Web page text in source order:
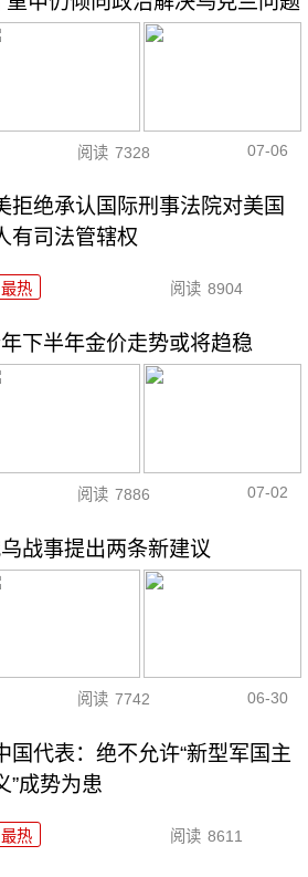
阅读 7328 07-06
拒绝承认国际刑事法院对美国
有司法管辖权
最热 阅读 8904
下半年金价走势或将趋稳
阅读 7886 07-02
战事提出两条新建议
阅读 7742 06-30
国代表：绝不允许“新型军国主
”成势为患
最热 阅读 8611